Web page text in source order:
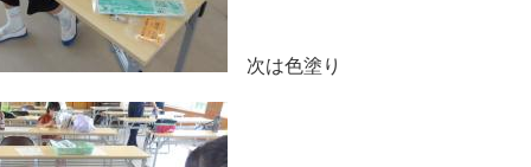
次は色塗り